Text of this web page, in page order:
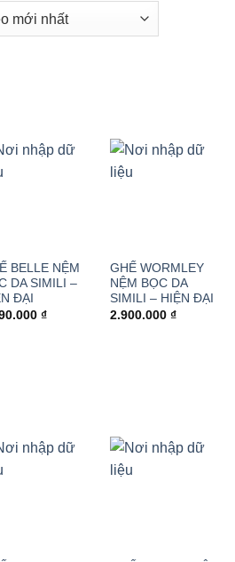
BELLE NỆM
DA SIMILI –
ĐẠI
₫
GHẾ WORMLEY
NỆM BỌC DA
SIMILI – HIỆN ĐẠI
2.900.000 ₫